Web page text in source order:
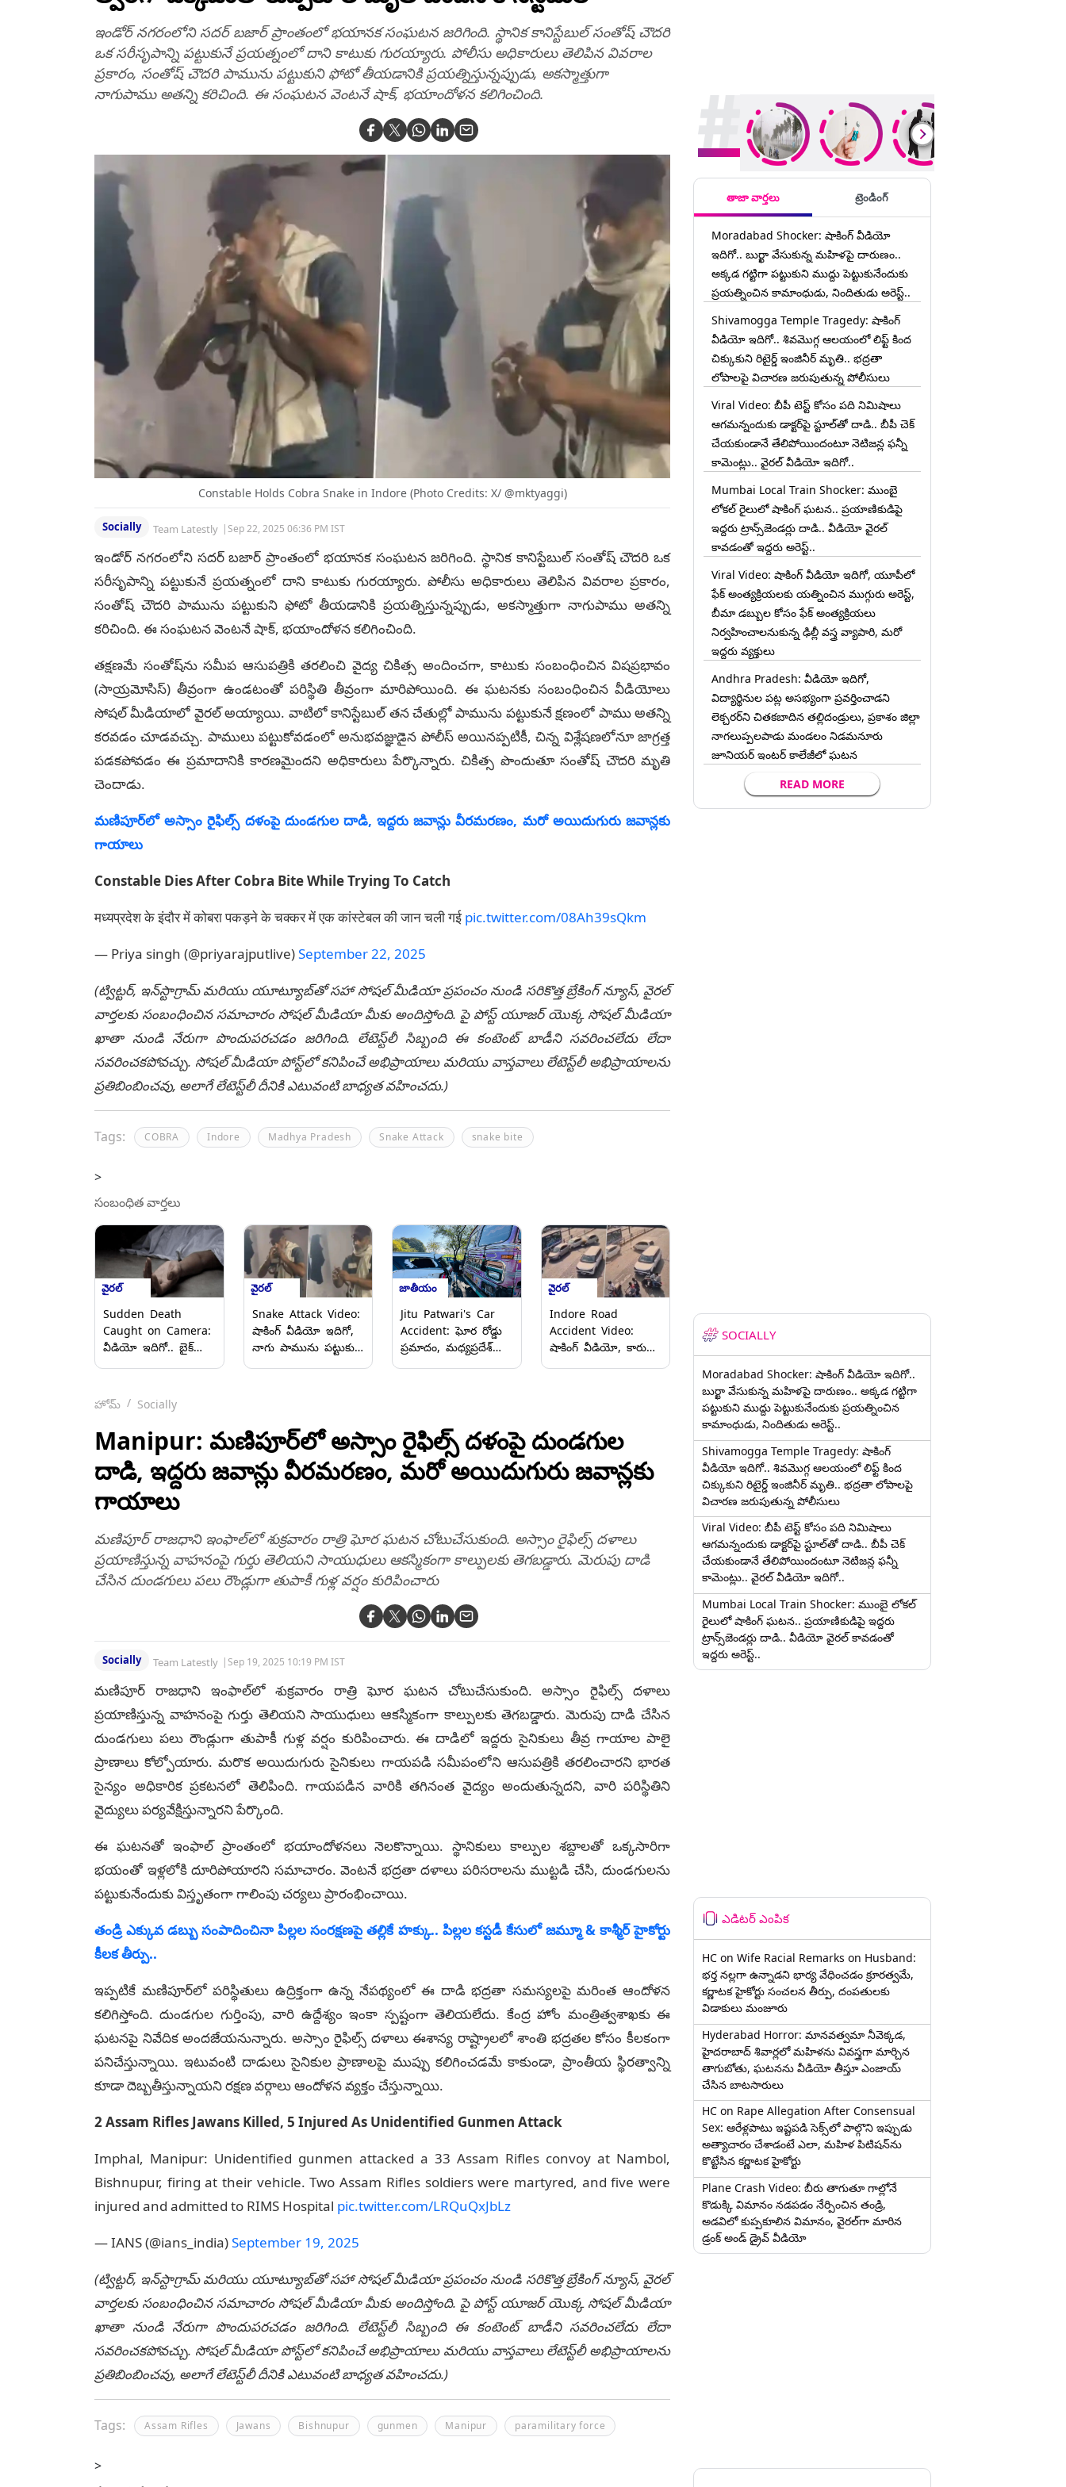
ఇండోర్ నగరంలోని సదర్ బజార్ ప్రాంతంలో భయానక సంఘటన జరిగింది. స్థానిక కానిస్టేబుల్ సంతోష్ చౌదరి
ఒక సరీసృపాన్ని పట్టుకునే ప్రయత్నంలో దాని కాటుకు గురయ్యారు. పోలీసు అధికారులు తెలిపిన వివరాల
ప్రకారం, సంతోష్ చౌదరి పామును పట్టుకుని ఫోటో తీయడానికి ప్రయత్నిస్తున్నప్పుడు, అకస్మాత్తుగా
నాగుపాము అతన్ని కరిచింది. ఈ సంఘటన వెంటనే షాక్, భయాందోళన కలిగించింది.
Constable Holds Cobra Snake in Indore (Photo Credits: X/ @mktyaggi)
Socially Team Latestly |Sep 22, 2025 06:36 PM IST
ఇండోర్ నగరంలోని సదర్ బజార్ ప్రాంతంలో భయానక సంఘటన జరిగింది. స్థానిక కానిస్టేబుల్ సంతోష్ చౌదరి ఒక
సరీసృపాన్ని పట్టుకునే ప్రయత్నంలో దాని కాటుకు గురయ్యారు. పోలీసు అధికారులు తెలిపిన వివరాల ప్రకారం,
సంతోష్ చౌదరి పామును పట్టుకుని ఫోటో తీయడానికి ప్రయత్నిస్తున్నప్పుడు, అకస్మాత్తుగా నాగుపాము అతన్ని
కరిచింది. ఈ సంఘటన వెంటనే షాక్, భయాందోళన కలిగించింది.
తక్షణమే సంతోష్‌ను సమీప ఆసుపత్రికి తరలించి వైద్య చికిత్స అందించగా, కాటుకు సంబంధించిన విషప్రభావం
(సాయ్రమోసిస్) తీవ్రంగా ఉండటంతో పరిస్థితి తీవ్రంగా మారిపోయింది. ఈ ఘటనకు సంబంధించిన వీడియోలు
సోషల్ మీడియాలో వైరల్ అయ్యాయి. వాటిలో కానిస్టేబుల్ తన చేతుల్లో పామును పట్టుకునే క్షణంలో పాము అతన్ని
కరవడం చూడవచ్చు. పాములు పట్టుకోవడంలో అనుభవజ్ఞుడైన పోలీస్ అయినప్పటికీ, చిన్న విశ్లేషణలోనూ జాగ్రత్త
పడకపోవడం ఈ ప్రమాదానికి కారణమైందని అధికారులు పేర్కొన్నారు. చికిత్స పొందుతూ సంతోష్ చౌదరి మృతి
చెందాడు.
మణిపూర్‌లో అస్సాం రైఫిల్స్ దళంపై దుండగుల దాడి, ఇద్దరు జవాన్లు వీరమరణం, మరో అయిదుగురు జవాన్లకు
గాయాలు
Constable Dies After Cobra Bite While Trying To Catch
मध्यप्रदेश के इंदौर में कोबरा पकड़ने के चक्कर में एक कांस्टेबल की जान चली गई pic.twitter.com/08Ah39sQkm
— Priya singh (@priyarajputlive)September 22, 2025
(ట్విట్టర్, ఇన్‌స్టాగ్రామ్ మరియు యూట్యూబ్‌తో సహా సోషల్ మీడియా ప్రపంచం నుండి సరికొత్త బ్రేకింగ్ న్యూస్, వైరల్
వార్తలకు సంబంధించిన సమాచారం సోషల్ మీడియా మీకు అందిస్తోంది. పై పోస్ట్ యూజర్ యొక్క సోషల్ మీడియా
ఖాతా నుండి నేరుగా పొందుపరచడం జరిగింది. లేటెస్ట్‌లీ సిబ్బంది ఈ కంటెంట్ బాడీని సవరించలేదు లేదా
సవరించకపోవచ్చు. సోషల్ మీడియా పోస్ట్‌లో కనిపించే అభిప్రాయాలు మరియు వాస్తవాలు లేటెస్ట్‌లీ అభిప్రాయాలను
ప్రతిబింబించవు, అలాగే లేటెస్ట్‌లీ దీనికి ఎటువంటి బాధ్యత వహించదు.)
Tags: COBRA Indore Madhya Pradesh Snake Attack snake bite
>
సంబంధిత వార్తలు
వైరల్
Sudden Death
Caught on Camera:
వీడియో ఇదిగో.. బైక్
వాహనదారుడు,
అకస్మాత్తుగా వచ్చిన
గుండెపోటుతో మృతి..
వైరల్
Snake Attack Video:
షాకింగ్ వీడియో ఇదిగో,
నాగు పామును పట్టుకుని
కానిస్టేబుల్
జాతీయం
Jitu Patwari's Car
Accident: ఘోర రోడ్డు
ప్రమాదం, మధ్యప్రదేశ్
జీతూ
వైరల్
Indore Road
Accident Video:
షాకింగ్ వీడియో, కారు
హోమ్ Socially
Manipur: మణిపూర్‌లో అస్సాం రైఫిల్స్ దళంపై దుండగుల
దాడి, ఇద్దరు జవాన్లు వీరమరణం, మరో అయిదుగురు జవాన్లకు
గాయాలు
మణిపూర్ రాజధాని ఇంఫాల్‌లో శుక్రవారం రాత్రి ఘోర ఘటన చోటుచేసుకుంది. అస్సాం రైఫిల్స్ దళాలు
ప్రయాణిస్తున్న వాహనంపై గుర్తు తెలియని సాయుధులు ఆకస్మికంగా కాల్పులకు తెగబడ్డారు. మెరుపు దాడి
చేసిన దుండగులు పలు రౌండ్లుగా తుపాకీ గుళ్ల వర్షం కురిపించారు
Socially Team Latestly |Sep 19, 2025 10:19 PM IST
మణిపూర్ రాజధాని ఇంఫాల్‌లో శుక్రవారం రాత్రి ఘోర ఘటన చోటుచేసుకుంది. అస్సాం రైఫిల్స్ దళాలు
ప్రయాణిస్తున్న వాహనంపై గుర్తు తెలియని సాయుధులు ఆకస్మికంగా కాల్పులకు తెగబడ్డారు. మెరుపు దాడి చేసిన
దుండగులు పలు రౌండ్లుగా తుపాకీ గుళ్ల వర్షం కురిపించారు. ఈ దాడిలో ఇద్దరు సైనికులు తీవ్ర గాయాల పాలై
ప్రాణాలు కోల్పోయారు. మరొక అయిదుగురు సైనికులు గాయపడి సమీపంలోని ఆసుపత్రికి తరలించారని భారత
సైన్యం అధికారిక ప్రకటనలో తెలిపింది. గాయపడిన వారికి తగినంత వైద్యం అందుతున్నదని, వారి పరిస్థితిని
వైద్యులు పర్యవేక్షిస్తున్నారని పేర్కొంది.
ఈ ఘటనతో ఇంఫాల్ ప్రాంతంలో భయాందోళనలు నెలకొన్నాయి. స్థానికులు కాల్పుల శబ్దాలతో ఒక్కసారిగా
భయంతో ఇళ్లలోకి దూరిపోయారని సమాచారం. వెంటనే భద్రతా దళాలు పరిసరాలను ముట్టడి చేసి, దుండగులను
పట్టుకునేందుకు విస్తృతంగా గాలింపు చర్యలు ప్రారంభించాయి.
తండ్రి ఎక్కువ డబ్బు సంపాదించినా పిల్లల సంరక్షణపై తల్లికే హక్కు.. పిల్లల కస్టడీ కేసులో జమ్మూ & కాశ్మీర్ హైకోర్టు
కీలక తీర్పు..
ఇప్పటికే మణిపూర్‌లో పరిస్థితులు ఉద్రిక్తంగా ఉన్న నేపథ్యంలో ఈ దాడి భద్రతా సమస్యలపై మరింత ఆందోళన
కలిగిస్తోంది. దుండగుల గుర్తింపు, వారి ఉద్దేశ్యం ఇంకా స్పష్టంగా తెలియలేదు. కేంద్ర హోం మంత్రిత్వశాఖకు ఈ
ఘటనపై నివేదిక అందజేయనున్నారు. అస్సాం రైఫిల్స్ దళాలు ఈశాన్య రాష్ట్రాలలో శాంతి భద్రతల కోసం కీలకంగా
పనిచేస్తున్నాయి. ఇటువంటి దాడులు సైనికుల ప్రాణాలపై ముప్పు కలిగించడమే కాకుండా, ప్రాంతీయ స్థిరత్వాన్ని
కూడా దెబ్బతీస్తున్నాయని రక్షణ వర్గాలు ఆందోళన వ్యక్తం చేస్తున్నాయి.
2 Assam Rifles Jawans Killed, 5 Injured As Unidentified Gunmen Attack
Imphal, Manipur: Unidentified gunmen attacked a 33 Assam Rifles convoy at Nambol,
Bishnupur, firing at their vehicle. Two Assam Rifles soldiers were martyred, and five were
injured and admitted to RIMS Hospital pic.twitter.com/LRQuQxJbLz
— IANS (@ians_india)September 19, 2025
(ట్విట్టర్, ఇన్‌స్టాగ్రామ్ మరియు యూట్యూబ్‌తో సహా సోషల్ మీడియా ప్రపంచం నుండి సరికొత్త బ్రేకింగ్ న్యూస్, వైరల్
వార్తలకు సంబంధించిన సమాచారం సోషల్ మీడియా మీకు అందిస్తోంది. పై పోస్ట్ యూజర్ యొక్క సోషల్ మీడియా
ఖాతా నుండి నేరుగా పొందుపరచడం జరిగింది. లేటెస్ట్‌లీ సిబ్బంది ఈ కంటెంట్ బాడీని సవరించలేదు లేదా
సవరించకపోవచ్చు. సోషల్ మీడియా పోస్ట్‌లో కనిపించే అభిప్రాయాలు మరియు వాస్తవాలు లేటెస్ట్‌లీ అభిప్రాయాలను
ప్రతిబింబించవు, అలాగే లేటెస్ట్‌లీ దీనికి ఎటువంటి బాధ్యత వహించదు.)
Tags: Assam Rifles Jawans Bishnupur gunmen Manipur paramilitary force
>
తాజా వార్తలు ట్రెండింగ్
Moradabad Shocker: షాకింగ్ వీడియో
ఇదిగో.. బుర్ఖా వేసుకున్న మహిళపై దారుణం..
అక్కడ గట్టిగా పట్టుకుని ముద్దు పెట్టుకునేందుకు
ప్రయత్నించిన కామాంధుడు, నిందితుడు అరెస్ట్..
Shivamogga Temple Tragedy: షాకింగ్
వీడియో ఇదిగో.. శివమొగ్గ ఆలయంలో లిఫ్ట్ కింద
చిక్కుకుని రిటైర్డ్ ఇంజినీర్ మృతి.. భద్రతా
లోపాలపై విచారణ జరుపుతున్న పోలీసులు
Viral Video: బీపీ టెస్ట్‌ కోసం పది నిమిషాలు
ఆగమన్నందుకు డాక్టర్‌పై స్టూల్‌తో దాడి.. బీపీ చెక్
చేయకుండానే తేలిపోయిందంటూ నెటిజన్ల ఫన్నీ
కామెంట్లు.. వైరల్ వీడియో ఇదిగో..
Mumbai Local Train Shocker: ముంబై
లోకల్ రైలులో షాకింగ్ ఘటన.. ప్రయాణికుడిపై
ఇద్దరు ట్రాన్స్‌జెండర్లు దాడి.. వీడియో వైరల్
కావడంతో ఇద్దరు అరెస్ట్..
Viral Video: షాకింగ్ వీడియో ఇదిగో, యూపీలో
ఫేక్ అంత్యక్రియలకు యత్నించిన ముగ్గురు అరెస్ట్,
బీమా డబ్బుల కోసం ఫేక్ అంత్యక్రియలు
నిర్వహించాలనుకున్న ఢిల్లీ వస్త్ర వ్యాపారి, మరో
ఇద్దరు వ్యక్తులు
Andhra Pradesh: వీడియో ఇదిగో,
విద్యార్థినుల పట్ల అసభ్యంగా ప్రవర్తించాడని
లెక్చ‌ర‌ర్‌ని చిత‌క‌బాదిన త‌ల్లిదండ్రులు, ప్రకాశం జిల్లా
నాగలుప్పలపాడు మండలం నిడమనూరు
జూనియర్ ఇంటర్ కాలేజీలో ఘటన
READ MORE
SOCIALLY
Moradabad Shocker: షాకింగ్ వీడియో ఇదిగో..
బుర్ఖా వేసుకున్న మహిళపై దారుణం.. అక్కడ గట్టిగా
పట్టుకుని ముద్దు పెట్టుకునేందుకు ప్రయత్నించిన
కామాంధుడు, నిందితుడు అరెస్ట్..
Shivamogga Temple Tragedy: షాకింగ్
వీడియో ఇదిగో.. శివమొగ్గ ఆలయంలో లిఫ్ట్ కింద
చిక్కుకుని రిటైర్డ్ ఇంజినీర్ మృతి.. భద్రతా లోపాలపై
విచారణ జరుపుతున్న పోలీసులు
Viral Video: బీపీ టెస్ట్‌ కోసం పది నిమిషాలు
ఆగమన్నందుకు డాక్టర్‌పై స్టూల్‌తో దాడి.. బీపీ చెక్
చేయకుండానే తేలిపోయిందంటూ నెటిజన్ల ఫన్నీ
కామెంట్లు.. వైరల్ వీడియో ఇదిగో..
Mumbai Local Train Shocker: ముంబై లోకల్
రైలులో షాకింగ్ ఘటన.. ప్రయాణికుడిపై ఇద్దరు
ట్రాన్స్‌జెండర్లు దాడి.. వీడియో వైరల్ కావడంతో
ఇద్దరు అరెస్ట్..
ఎడిటర్ ఎంపిక
HC on Wife Racial Remarks on Husband:
భర్త న‌ల్ల‌గా ఉన్నాడ‌ని భార్య వేధించ‌డం క్రూర‌త్వ‌మే,
కర్ణాటక హైకోర్టు సంచలన తీర్పు, దంపతులకు
విడాకులు మంజూరు
Hyderabad Horror: మానవత్వమా నీవెక్కడ,
హైదరాబాద్ శివార్లలో మహిళను వివస్త్రగా మార్చిన
తాగుబోతు, ఘటనను వీడియో తీస్తూ ఎంజాయ్
చేసిన బాటసారులు
HC on Rape Allegation After Consensual
Sex: ఆరేళ్లపాటు ఇష్టపడి సెక్స్‌లో పాల్గొని ఇప్పుడు
అత్యాచారం చేశాడంటే ఎలా, మహిళ పిటిషన్‌ను
కొట్టేసిన కర్ణాటక హైకోర్టు
Plane Crash Video: బీరు తాగుతూ గాల్లోనే
కొడుక్కి విమానం నడపడం నేర్పించిన తండ్రి,
అడవిలో కుప్పకూలిన విమానం, వైరల్‌గా మారిన
డ్రంక్‌ అండ్ డ్రైవ్ వీడియో